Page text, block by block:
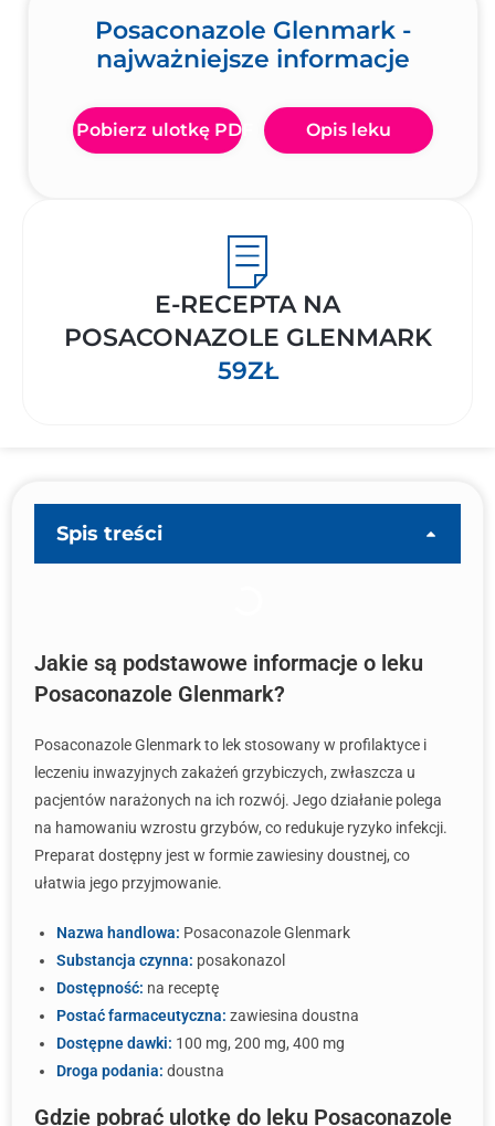
Posaconazole Glenmark -
najważniejsze informacje
Pobierz ulotkę PDF Opis leku
E-RECEPTA NA
POSACONAZOLE GLENMARK
59ZŁ
Spis treści
Jakie są podstawowe informacje o leku
Posaconazole Glenmark?
Posaconazole Glenmark to lek stosowany w profilaktyce i
leczeniu inwazyjnych zakażeń grzybiczych, zwłaszcza u
pacjentów narażonych na ich rozwój. Jego działanie polega
na hamowaniu wzrostu grzybów, co redukuje ryzyko infekcji.
Preparat dostępny jest w formie zawiesiny doustnej, co
ułatwia jego przyjmowanie.
Nazwa handlowa: Posaconazole Glenmark
Substancja czynna: posakonazol
Dostępność: na receptę
Postać farmaceutyczna: zawiesina doustna
Dostępne dawki: 100 mg, 200 mg, 400 mg
Droga podania: doustna
Gdzie pobrać ulotkę do leku Posaconazole